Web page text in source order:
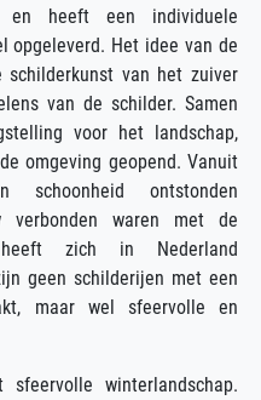
en heeft een individuele
opgeleverd. Het idee van de
schilderkunst van het zuiver
van de schilder. Samen
voor het landschap,
omgeving geopend. Vanuit
ontstonden
verbonden waren met de
zich in Nederland
geen schilderijen met een
maar wel sfeervolle en
winterlandschap.